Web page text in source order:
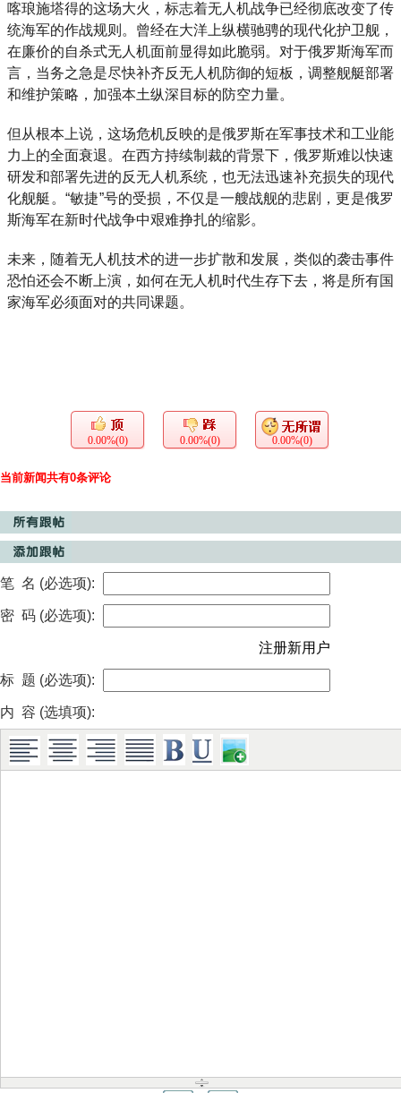
喀琅施塔得的这场大火，标志着无人机战争已经彻底改变了传
统海军的作战规则。曾经在大洋上纵横驰骋的现代化护卫舰，
在廉价的自杀式无人机面前显得如此脆弱。对于俄罗斯海军而
言，当务之急是尽快补齐反无人机防御的短板，调整舰艇部署
和维护策略，加强本土纵深目标的防空力量。
但从根本上说，这场危机反映的是俄罗斯在军事技术和工业能
力上的全面衰退。在西方持续制裁的背景下，俄罗斯难以快速
研发和部署先进的反无人机系统，也无法迅速补充损失的现代
化舰艇。“敏捷”号的受损，不仅是一艘战舰的悲剧，更是俄罗
斯海军在新时代战争中艰难挣扎的缩影。
未来，随着无人机技术的进一步扩散和发展，类似的袭击事件
恐怕还会不断上演，如何在无人机时代生存下去，将是所有国
家海军必须面对的共同课题。
0.00%(0) 0.00%(0) 0.00%(0)
当前新闻共有0条评论
笔 名 (必选项):
密 码 (必选项):
注册新用户
标 题 (必选项):
内 容 (选填项):